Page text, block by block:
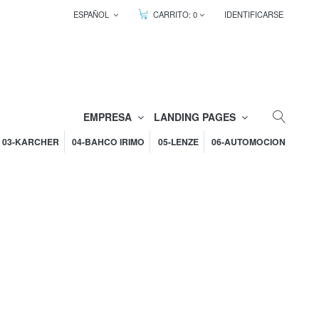
ESPAÑOL CARRITO:0 IDENTIFICARSE
EMPRESA LANDING PAGES
03-KARCHER 04-BAHCO IRIMO 05-LENZE 06-AUTOMOCION